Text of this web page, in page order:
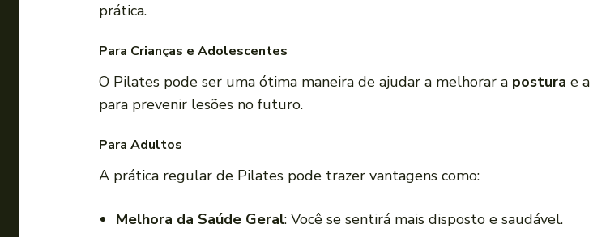
prática.
Para Crianças e Adolescentes
O Pilates pode ser uma ótima maneira de ajudar a melhorar a postura e a
para prevenir lesões no futuro.
Para Adultos
A prática regular de Pilates pode trazer vantagens como:
Melhora da Saúde Geral: Você se sentirá mais disposto e saudável.